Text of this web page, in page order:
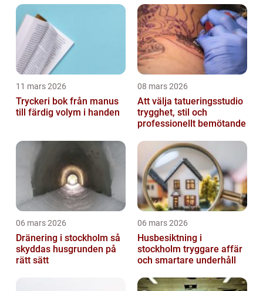
11 mars 2026
Tryckeri bok från manus
till färdig volym i handen
08 mars 2026
Att välja tatueringsstudio
trygghet, stil och
professionellt bemötande
06 mars 2026
Dränering i stockholm så
skyddas husgrunden på
rätt sätt
06 mars 2026
Husbesiktning i
stockholm tryggare affär
och smartare underhåll